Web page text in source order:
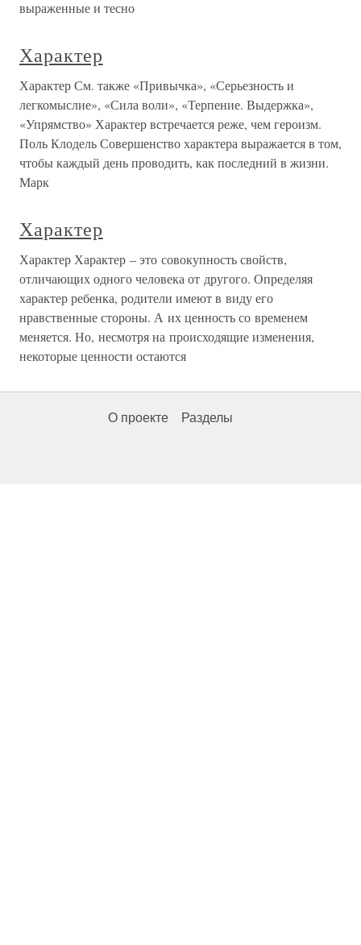
выраженные и тесно
Характер
Характер См. также «Привычка», «Серьезность и
легкомыслие», «Сила воли», «Терпение. Выдержка»,
«Упрямство» Характер встречается реже, чем героизм.
Поль Клодель Совершенство характера выражается в том,
чтобы каждый день проводить, как последний в жизни.
Марк
Характер
Характер Характер – это совокупность свойств,
отличающих одного человека от другого. Определяя
характер ребенка, родители имеют в виду его
нравственные стороны. А их ценность со временем
меняется. Но, несмотря на происходящие изменения,
некоторые ценности остаются
О проекте Разделы